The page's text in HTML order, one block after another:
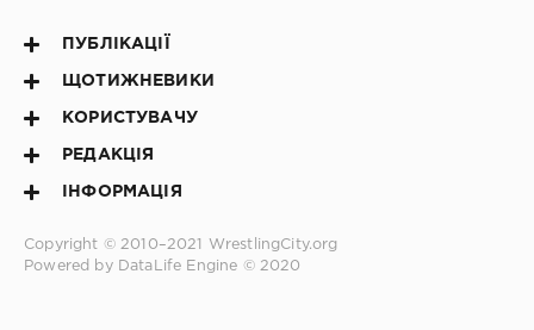
ПУБЛІКАЦІЇ
ЩОТИЖНЕВИКИ
КОРИСТУВАЧУ
РЕДАКЦІЯ
ІНФОРМАЦІЯ
Copyright © 2010–2021
WrestlingCity.org
Powered by DataLife Engine © 2020